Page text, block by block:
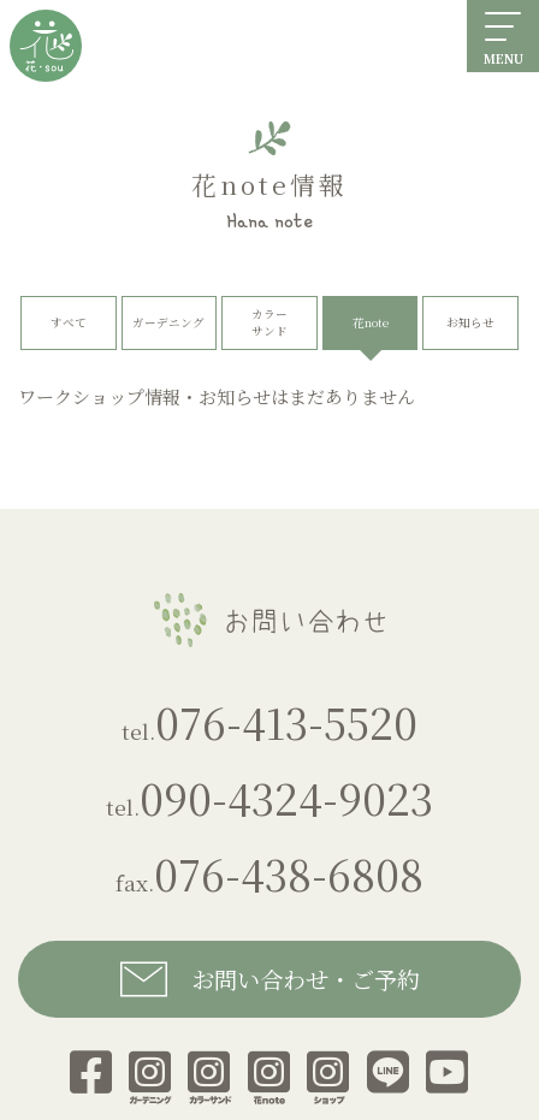
MENU
花note情報
Hana note
すべて ガーデニング
カラー
サンド
花note お知らせ
ワークショップ情報・お知らせはまだありません
tel.076-413-5520
tel.090-4324-9023
fax.076-438-6808
お問い合わせ・ご予約